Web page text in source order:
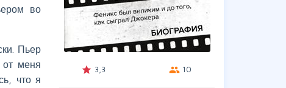
во
Пьер
от меня
что я
grade 3,3 group 10